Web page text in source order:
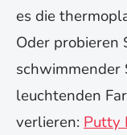
es die
Oder probieren
leuchtenden
verlieren: Putty